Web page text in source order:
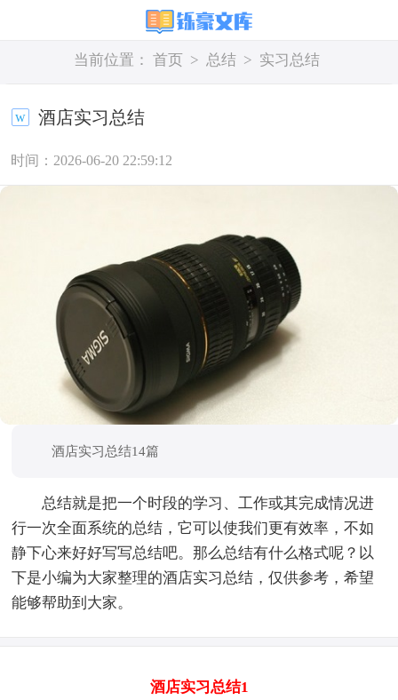
当前位置： 首页 > 总结 > 实习总结
酒店实习总结
时间：2026-06-20 22:59:12
酒店实习总结14篇
总结就是把一个时段的学习、工作或其完成情况进
行一次全面系统的总结，它可以使我们更有效率，不如
静下心来好好写写总结吧。那么总结有什么格式呢？以
下是小编为大家整理的酒店实习总结，仅供参考，希望
能够帮助到大家。
酒店实习总结1